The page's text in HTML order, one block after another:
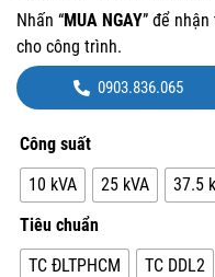
Nhấn “MUA NGAY” để
cho công trình.
0903.836.065
Công suất
10 kVA
25 kVA 37.5
Tiêu chuẩn
TC ĐLTPHCM
TC DDL2